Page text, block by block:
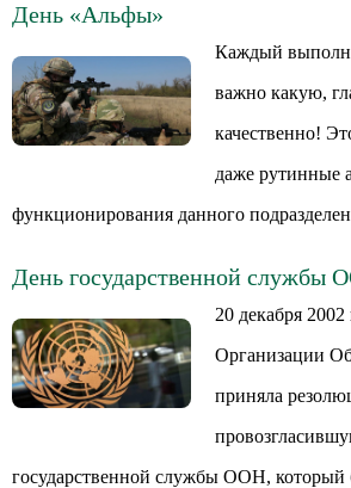
День «Альфы»
Каждый
важно какую,
качественно!
даже рутинные
функционирования данного
День государственной службы
20 декабря
Организации
приняла
государственной службы ООН, который